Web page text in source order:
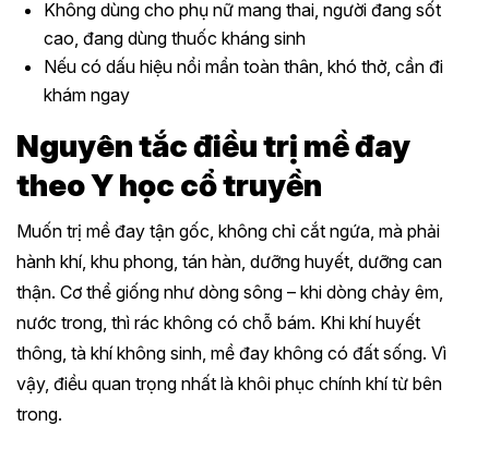
Không dùng cho phụ nữ mang thai, người đang sốt
cao, đang dùng thuốc kháng sinh
Nếu có dấu hiệu nổi mẩn toàn thân, khó thở, cần đi
khám ngay
Nguyên tắc điều trị mề đay
theo Y học cổ truyền
Muốn trị mề đay tận gốc, không chỉ cắt ngứa, mà phải
hành khí, khu phong, tán hàn, dưỡng huyết, dưỡng can
thận. Cơ thể giống như dòng sông – khi dòng chảy êm,
nước trong, thì rác không có chỗ bám. Khi khí huyết
thông, tà khí không sinh, mề đay không có đất sống. Vì
vậy, điều quan trọng nhất là khôi phục chính khí từ bên
trong.